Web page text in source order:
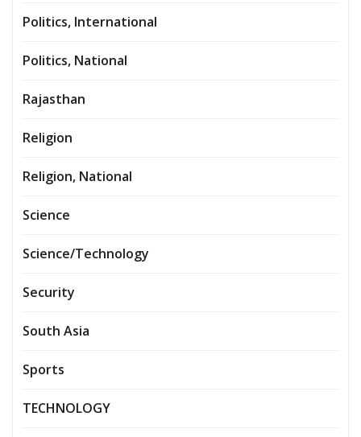
Politics, International
Politics, National
Rajasthan
Religion
Religion, National
Science
Science/Technology
Security
South Asia
Sports
TECHNOLOGY